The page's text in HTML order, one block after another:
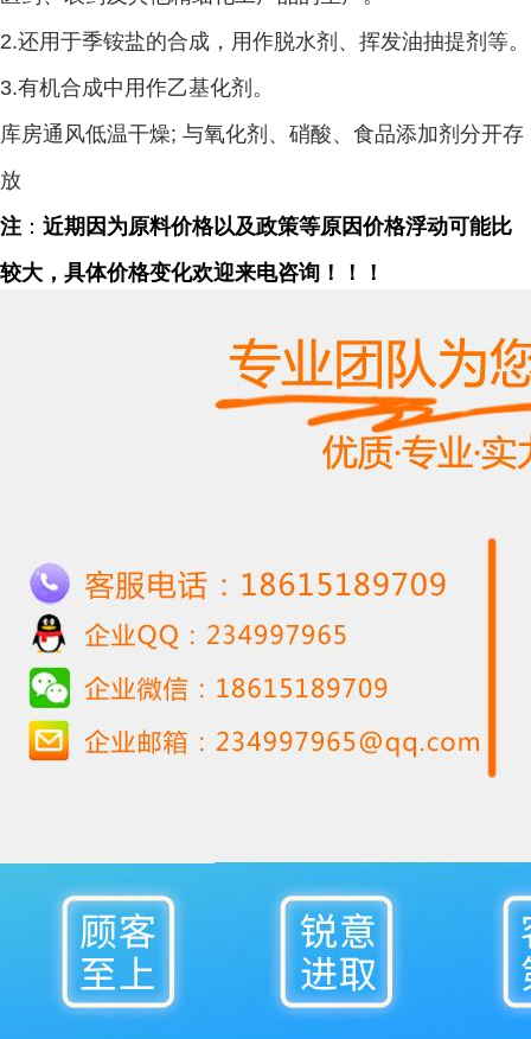
2.还用于季铵盐的合成，用作脱水剂、挥发油抽提剂等。
3.有机合成中用作乙基化剂。
库房通风低温干燥; 与氧化剂、硝酸、食品添加剂分开存
放
注 ： 近期因为原料价格以及政策等原因价格浮动可能比
较大，具体价格变化欢迎来电咨询！！！